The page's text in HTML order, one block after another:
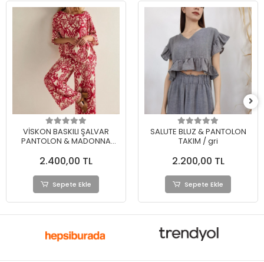
VİSKON BASKILI ŞALVAR
PANTOLON & MADONNA
2.400,00 TL
Sepete Ekle
SALUTE BLUZ & PANTOLON
TAKIM / gri
2.200,00 TL
Sepete Ekle